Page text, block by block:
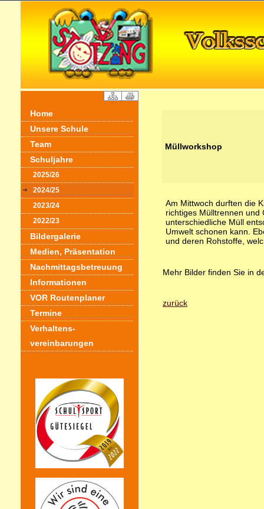
Home
Unsere Schule
Team
Schuljahre
2025/26
2024/25
2023/24
2022/23
Bildergalerie
Medien, Präsentation
Nachmittagsbetreuung
Informationen
VOR Routenplaner
Termine
Verhaltens-
vereinbarungen
Müllworkshop
Am Mittwoch durften die
richtiges Mülltrennen und
unterschiedliche Müll
Umwelt schonen kann.
und deren Rohstoffe,
Mehr Bilder finden Sie in
zurück